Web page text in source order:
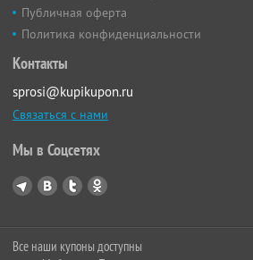
Публичная оферта
Политика конфиденциальности
Контакты
sprosi@kupikupon.ru
Связаться с нами
Мы в Соцсетях
Все наши купоны доступны